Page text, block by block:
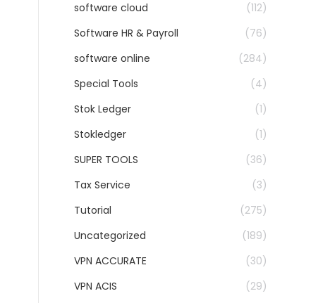
software cloud
(112)
Software HR & Payroll
(76)
software online
(284)
Special Tools
(4)
Stok Ledger
(1)
Stokledger
(1)
SUPER TOOLS
(36)
Tax Service
(3)
Tutorial
(275)
Uncategorized
(189)
VPN ACCURATE
(30)
VPN ACIS
(29)